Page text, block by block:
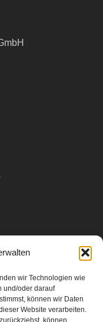
wir Technologien wie
und/oder darauf
können wir Daten
Website verarbeiten.
können